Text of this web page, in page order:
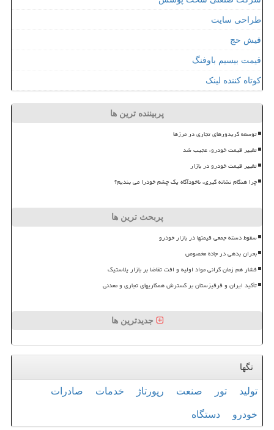
طراحی سایت
فیش حج
قیمت بیسیم باوفنگ
کوتاه کننده لینک
پربیننده ترین ها
توسعه کریدورهای تجاری در مرزها
تغییر قیمت خودرو، عجیب شد
تغییر قیمت خودرو در بازار
چرا هنگام نشانه گیری، ناخودآگاه یک چشم خودرا می بندیم؟
پربحث ترین ها
سقوط دسته جمعی قیمتها در بازار خودرو
بحران بدهی در جاده مخصوص
فشار هم زمان گرانی مواد اولیه و افت تقاضا بر بازار پلاستیک
تأکید ایران و قرقیزستان بر گسترش همکاریهای تجاری و معدنی
جدیدترین ها
تگها
تولید تور صنعت رپورتاژ خدمات صادرات
خودرو دستگاه